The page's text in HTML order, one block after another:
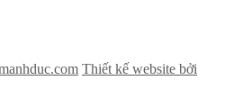
Thiết kế website bởi